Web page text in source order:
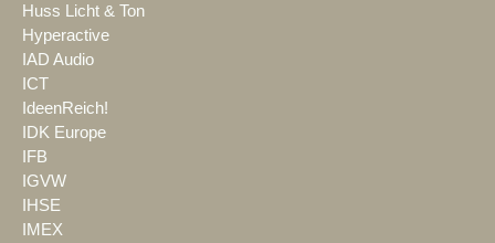
Huss Licht & Ton
Hyperactive
IAD Audio
ICT
IdeenReich!
IDK Europe
IFB
IGVW
IHSE
IMEX